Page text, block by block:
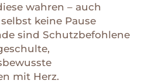
wahren – auch
keine Pause
sind Schutzbefohlene
mit Herz.